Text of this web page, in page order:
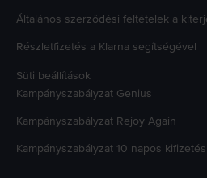
Általános szerződési feltételek a
Részletfizetés a Klarna segítségével
Süti beállítások
Kampányszabályzat Genius
Kampányszabályzat Rejoy Again
Kampányszabályzat 10 napos kifizetés